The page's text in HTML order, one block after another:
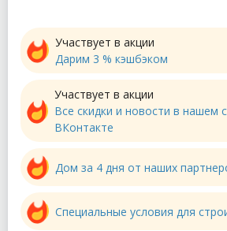
Участвует в акции
Дарим 3 % кэшбэком
Участвует в акции
Все скидки и новости в нашем
ВКонтакте
Дом за 4 дня от наших
Специальные условия для